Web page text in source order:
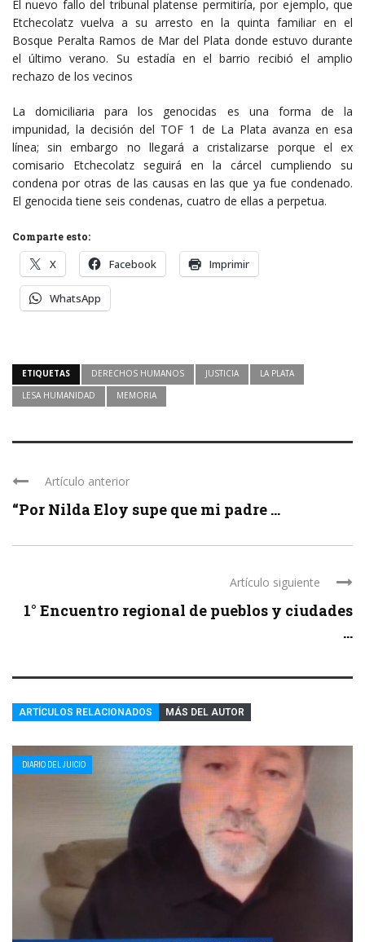
El nuevo fallo del tribunal platense permitiría, por ejemplo, que
Etchecolatz vuelva a su arresto en la quinta familiar en el
Bosque Peralta Ramos de Mar del Plata donde estuvo durante
el último verano. Su estadía en el barrio recibió el amplio
rechazo de los vecinos
La domiciliaria para los genocidas es una forma de la
impunidad, la decisión del TOF 1 de La Plata avanza en esa
línea; sin embargo no llegará a cristalizarse porque el ex
comisario Etchecolatz seguirá en la cárcel cumpliendo su
condena por otras de las causas en las que ya fue condenado.
El genocida tiene seis condenas, cuatro de ellas a perpetua.
Comparte esto:
X Facebook Imprimir
WhatsApp
ETIQUETAS DERECHOS HUMANOS JUSTICIA
LA PLATA
LESA HUMANIDAD
MEMORIA
Artículo anterior
“Por Nilda Eloy supe que mi padre ...
Artículo siguiente
1° Encuentro regional de pueblos y ciudades
...
ARTÍCULOS RELACIONADOS MÁS DEL AUTOR
DIARIO DEL JUICIO